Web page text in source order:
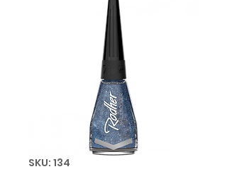
SKU: 134